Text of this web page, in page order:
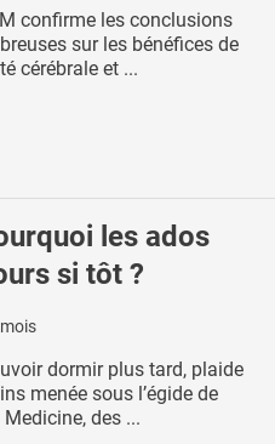
confirme les conclusions
sur les bénéfices de
cérébrale et ...
les ados
si tôt ?
dormir plus tard, plaide
menée sous l’égide de
des ...